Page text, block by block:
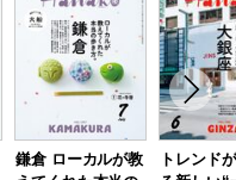
鎌倉 ローカルが教
トレンド